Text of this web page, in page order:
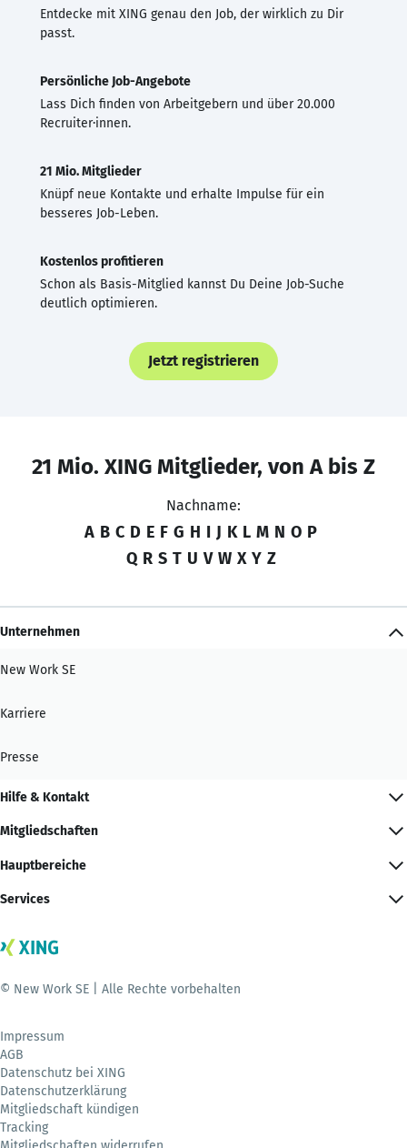
Entdecke mit XING genau den Job, der wirklich zu Dir
passt.
Persönliche Job-Angebote
Lass Dich finden von Arbeitgebern und über 20.000
Recruiter·innen.
21 Mio. Mitglieder
Knüpf neue Kontakte und erhalte Impulse für ein
besseres Job-Leben.
Kostenlos profitieren
Schon als Basis-Mitglied kannst Du Deine Job-Suche
deutlich optimieren.
Jetzt registrieren
21 Mio. XING Mitglieder, von A bis Z
Nachname:
A B C D E F G H I J K L M N O P
Q R S T U V W X Y Z
Unternehmen
New Work SE
Karriere
Presse
Hilfe & Kontakt
Mitgliedschaften
Hauptbereiche
Services
© New Work SE | Alle Rechte vorbehalten
Impressum
AGB
Datenschutz bei XING
Datenschutzerklärung
Mitgliedschaft kündigen
Tracking